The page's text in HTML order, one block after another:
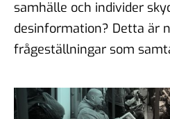
samhälle och individer
desinformation? Detta är
frågeställningar som